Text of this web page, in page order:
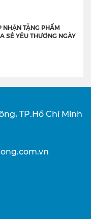
NHẬN TẶNG PHẨM
SẺ YÊU THƯƠNG NGÀY
TP.Hồ Chí Minh